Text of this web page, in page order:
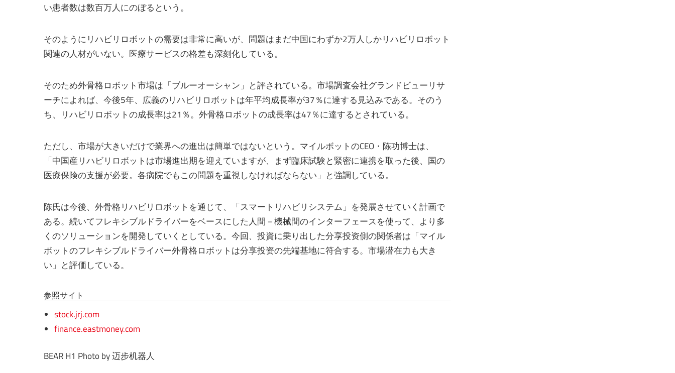
い患者数は数百万人にのぼるという。
そのようにリハビリロボットの需要は非常に高いが、問題はまだ中国にわずか2万人しかリハビリロボット
関連の人材がいない。医療サービスの格差も深刻化している。
そのため外骨格ロボット市場は「ブルーオーシャン」と評されている。市場調査会社グランドビューリサ
ーチによれば、今後5年、広義のリハビリロボットは年平均成長率が37％に達する見込みである。そのう
ち、リハビリロボットの成長率は21％。外骨格ロボットの成長率は47％に達するとされている。
ただし、市場が大きいだけで業界への進出は簡単ではないという。マイルボットのCEO・陈功博士は、
「中国産リハビリロボットは市場進出期を迎えていますが、まず臨床試験と緊密に連携を取った後、国の
医療保険の支援が必要。各病院でもこの問題を重視しなければならない」と強調している。
陈氏は今後、外骨格リハビリロボットを通じて、「スマートリハビリシステム」を発展させていく計画で
ある。続いてフレキシブルドライバーをベースにした人間－機械間のインターフェースを使って、より多
くのソリューションを開発していくとしている。今回、投資に乗り出した分享投资側の関係者は「マイル
ボットのフレキシブルドライバー外骨格ロボットは分享投资の先端基地に符合する。市場潜在力も大き
い」と評価している。
参照サイト
stock.jrj.com
finance.eastmoney.com
BEAR H1 Photo by 迈步机器人